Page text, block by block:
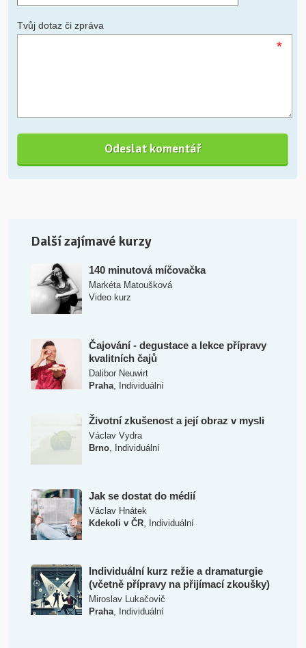
Tvůj dotaz či zpráva
*
Další zajímavé kurzy
140 minutová míčovačka
Markéta Matoušková
Video kurz
Čajování - degustace a lekce přípravy
kvalitních čajů
Dalibor Neuwirt
Praha, Individuální
Životní zkušenost a její obraz v mysli
Václav Vydra
Brno, Individuální
Jak se dostat do médií
Václav Hnátek
Kdekoli v ČR, Individuální
Individuální kurz režie a dramaturgie
(včetně přípravy na přijímací zkoušky)
Miroslav Lukačovič
Praha, Individuální